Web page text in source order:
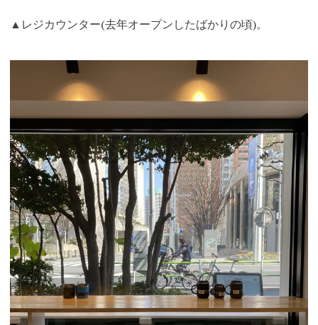
▲レジカウンター(去年オープンしたばかりの頃)。